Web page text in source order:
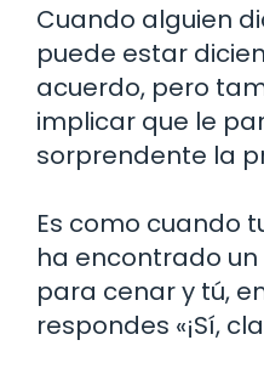
Cuando alguien
puede estar
acuerdo, pero
implicar que le
sorprendente la
Es como cuando
ha encontrado
para cenar y tú,
respondes «¡Sí,